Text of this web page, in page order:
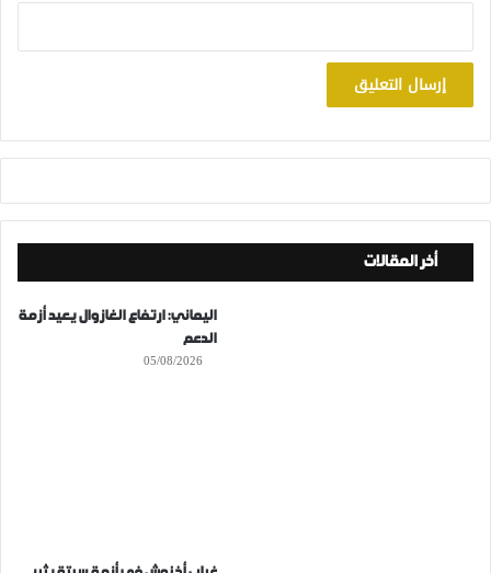
أخر المقالات
اليماني: ارتفاع الغازوال يعيد أزمة
الدعم
05/08/2026